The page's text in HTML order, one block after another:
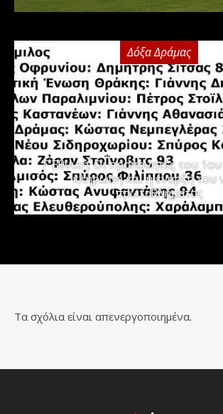
Δόξα Δράμας
Γ΄ Εθνική: Οι προπονητές του
κλήρωση και η έναρξη του
πρωταθλήματος
Τα σχόλια είναι απενεργοποιημένα.